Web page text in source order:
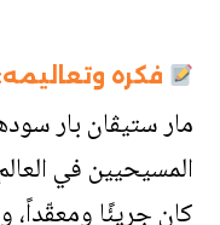
فكره
مار ستيڤان بار
المسيحيين في
كان جريئًا